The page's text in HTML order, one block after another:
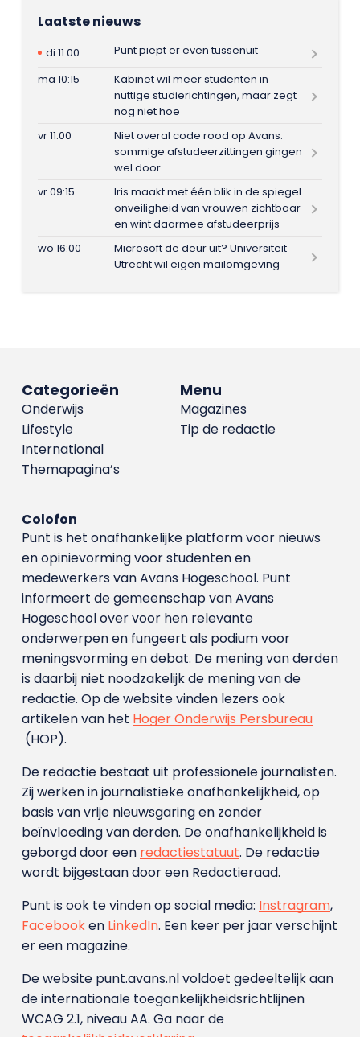
Laatste nieuws
di 11:00
Punt piept er even tussenuit
ma 10:15
Kabinet wil meer studenten in
nuttige studierichtingen, maar zegt
nog niet hoe
vr 11:00
Niet overal code rood op Avans:
sommige afstudeerzittingen gingen
wel door
vr 09:15
Iris maakt met één blik in de spiegel
onveiligheid van vrouwen zichtbaar
en wint daarmee afstudeerprijs
wo 16:00
Microsoft de deur uit? Universiteit
Utrecht wil eigen mailomgeving
Menu
Magazines
Tip de redactie
Categorieën
Onderwijs
Lifestyle
International
Themapagina’s
Colofon
Punt is het onafhankelijke platform voor nieuws
en opinievorming voor studenten en
medewerkers van Avans Hoge­school. Punt
informeert de gemeenschap van Avans
Hogeschool over voor hen relevante
onderwerpen en fungeert als podium voor
meningsvorming en debat. De mening van derden
is daarbij niet noodzakelijk de mening van de
redactie. Op de website vinden lezers ook
artikelen van het Hoger Onderwijs Persbureau
(HOP).
De redactie bestaat uit professionele journalisten.
Zij werken in journalistieke onafhankelijkheid, op
basis van vrije nieuwsgaring en zonder
beïnvloeding van derden. De onafhankelijkheid is
geborgd door een redactiestatuut. De redactie
wordt bijgestaan door een Redactieraad.
Punt is ook te vinden op social media: Instragram,
Facebooken LinkedIn. Een keer per jaar verschijnt
er een magazine.
De website punt.avans.nl voldoet gedeeltelijk aan
de internationale toegankelijkheidsrichtlijnen
WCAG 2.1, niveau AA. Ga naar de